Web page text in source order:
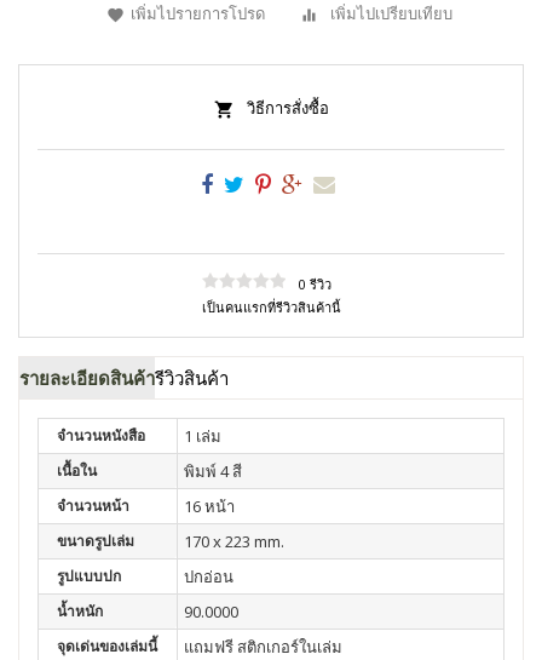
เพิ่มไปรายการโปรด เพิ่มไปเปรียบเทียบ
วิธีการสั่งซื้อ
0 รีวิว
เป็นคนแรกที่รีวิวสินค้านี้
รายละเอียดสินค้ารีวิวสินค้า
จำนวนหนังสือ 1 เล่ม
เนื้อใน พิมพ์ 4 สี
จำนวนหน้า 16 หน้า
ขนาดรูปเล่ม 170 x 223 mm.
รูปแบบปก ปกอ่อน
น้ำหนัก 90.0000
จุดเด่นของเล่มนี้ แถมฟรี สติกเกอร์ในเล่ม